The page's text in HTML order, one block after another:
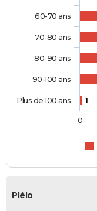
1
60-70 ans
70-80 ans
80-90 ans
90-100 ans
Plus de 100 ans
0
Plélo